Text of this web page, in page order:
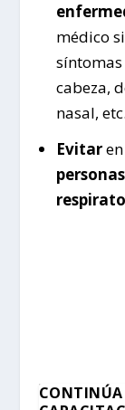
médico
síntomas
cabeza,
nasal,
Evitaren